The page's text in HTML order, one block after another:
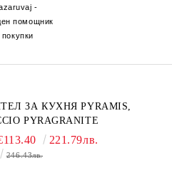
-
помощник
покупки
ЗА КУХНЯ PYRAMIS,
PYRAGRANITE
221.79лв.
246.43лв.